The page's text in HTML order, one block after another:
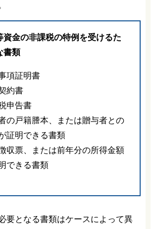
資金の非課税の特例を受けるた
書類
項証明書
約書
申告書
の戸籍謄本、または贈与者との
証明できる書類
収票、または前年分の所得金額
できる書類
要となる書類はケースによって異